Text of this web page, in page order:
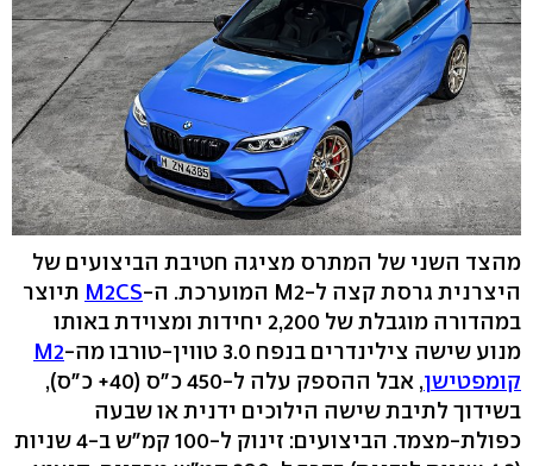
מהצד השני של המתרס מציגה חטיבת הביצועים של
היצרנית גרסת קצה ל-M2 המוערכת. ה-
M2CS תיוצר
במהדורה מוגבלת של 2,200 יחידות ומצוידת באותו
מנוע שישה צילינדרים בנפח 3.0 טווין-טורבו מה-
M2
קומפטישן
, אבל ההספק עלה ל-450 כ"ס (40+ כ"ס),
בשידוך לתיבת שישה הילוכים ידנית או שבעה
כפולת-מצמד. הביצועים: זינוק ל-100 קמ"ש ב-4 שניות